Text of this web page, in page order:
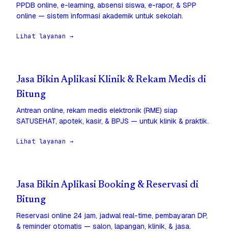
PPDB online, e-learning, absensi siswa, e-rapor, & SPP
online — sistem informasi akademik untuk sekolah.
Lihat layanan →
Jasa Bikin Aplikasi Klinik & Rekam Medis di
Bitung
Antrean online, rekam medis elektronik (RME) siap
SATUSEHAT, apotek, kasir, & BPJS — untuk klinik & praktik.
Lihat layanan →
Jasa Bikin Aplikasi Booking & Reservasi di
Bitung
Reservasi online 24 jam, jadwal real-time, pembayaran DP,
& reminder otomatis — salon, lapangan, klinik, & jasa.